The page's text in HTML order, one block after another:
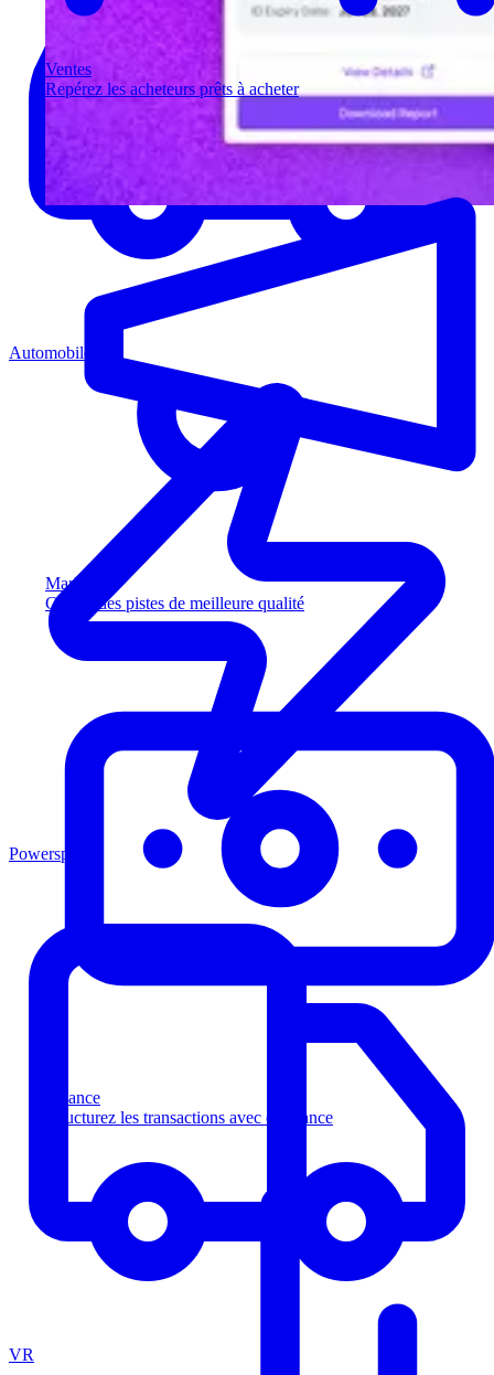
Ventes
Repérez les acheteurs prêts à acheter
Marketing
Captez des pistes de meilleure qualité
Finance
Structurez les transactions avec confiance
Automobile
Powersports
VR